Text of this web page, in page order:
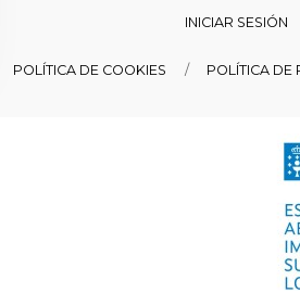
INICIAR SESIÓN
POLÍTICA DE COOKIES POLÍTICA DE